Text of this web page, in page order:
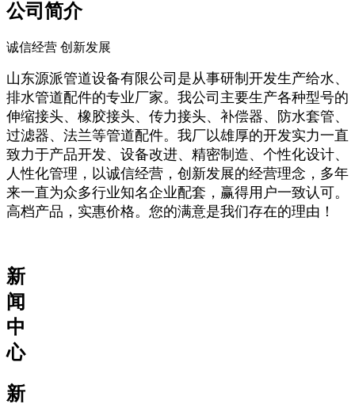
公司简介
诚信经营 创新发展
山东源派管道设备有限公司是从事研制开发生产给水、
排水管道配件的专业厂家。我公司主要生产各种型号的
伸缩接头、橡胶接头、传力接头、补偿器、防水套管、
过滤器、法兰等管道配件。我厂以雄厚的开发实力一直
致力于产品开发、设备改进、精密制造、个性化设计、
人性化管理，以诚信经营，创新发展的经营理念，多年
来一直为众多行业知名企业配套，赢得用户一致认可。
高档产品，实惠价格。您的满意是我们存在的理由！
新
闻
中
心
新